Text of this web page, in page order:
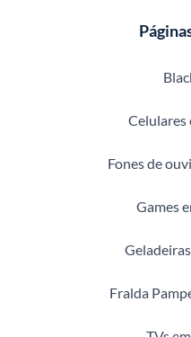
Celulares
Fones de
Games
Fralda